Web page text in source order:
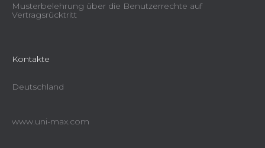
Musterbelehrung über die Benutzerrechte auf
Vertragsrücktritt
Kontakte
Deutschland
www.uni-max.com